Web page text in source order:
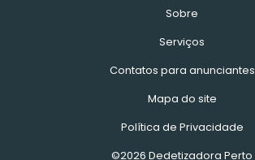
Sobre
Serviços
Contatos para anunciantes
Mapa do site
Política de Privacidade
©2026 Dedetizadora Perto